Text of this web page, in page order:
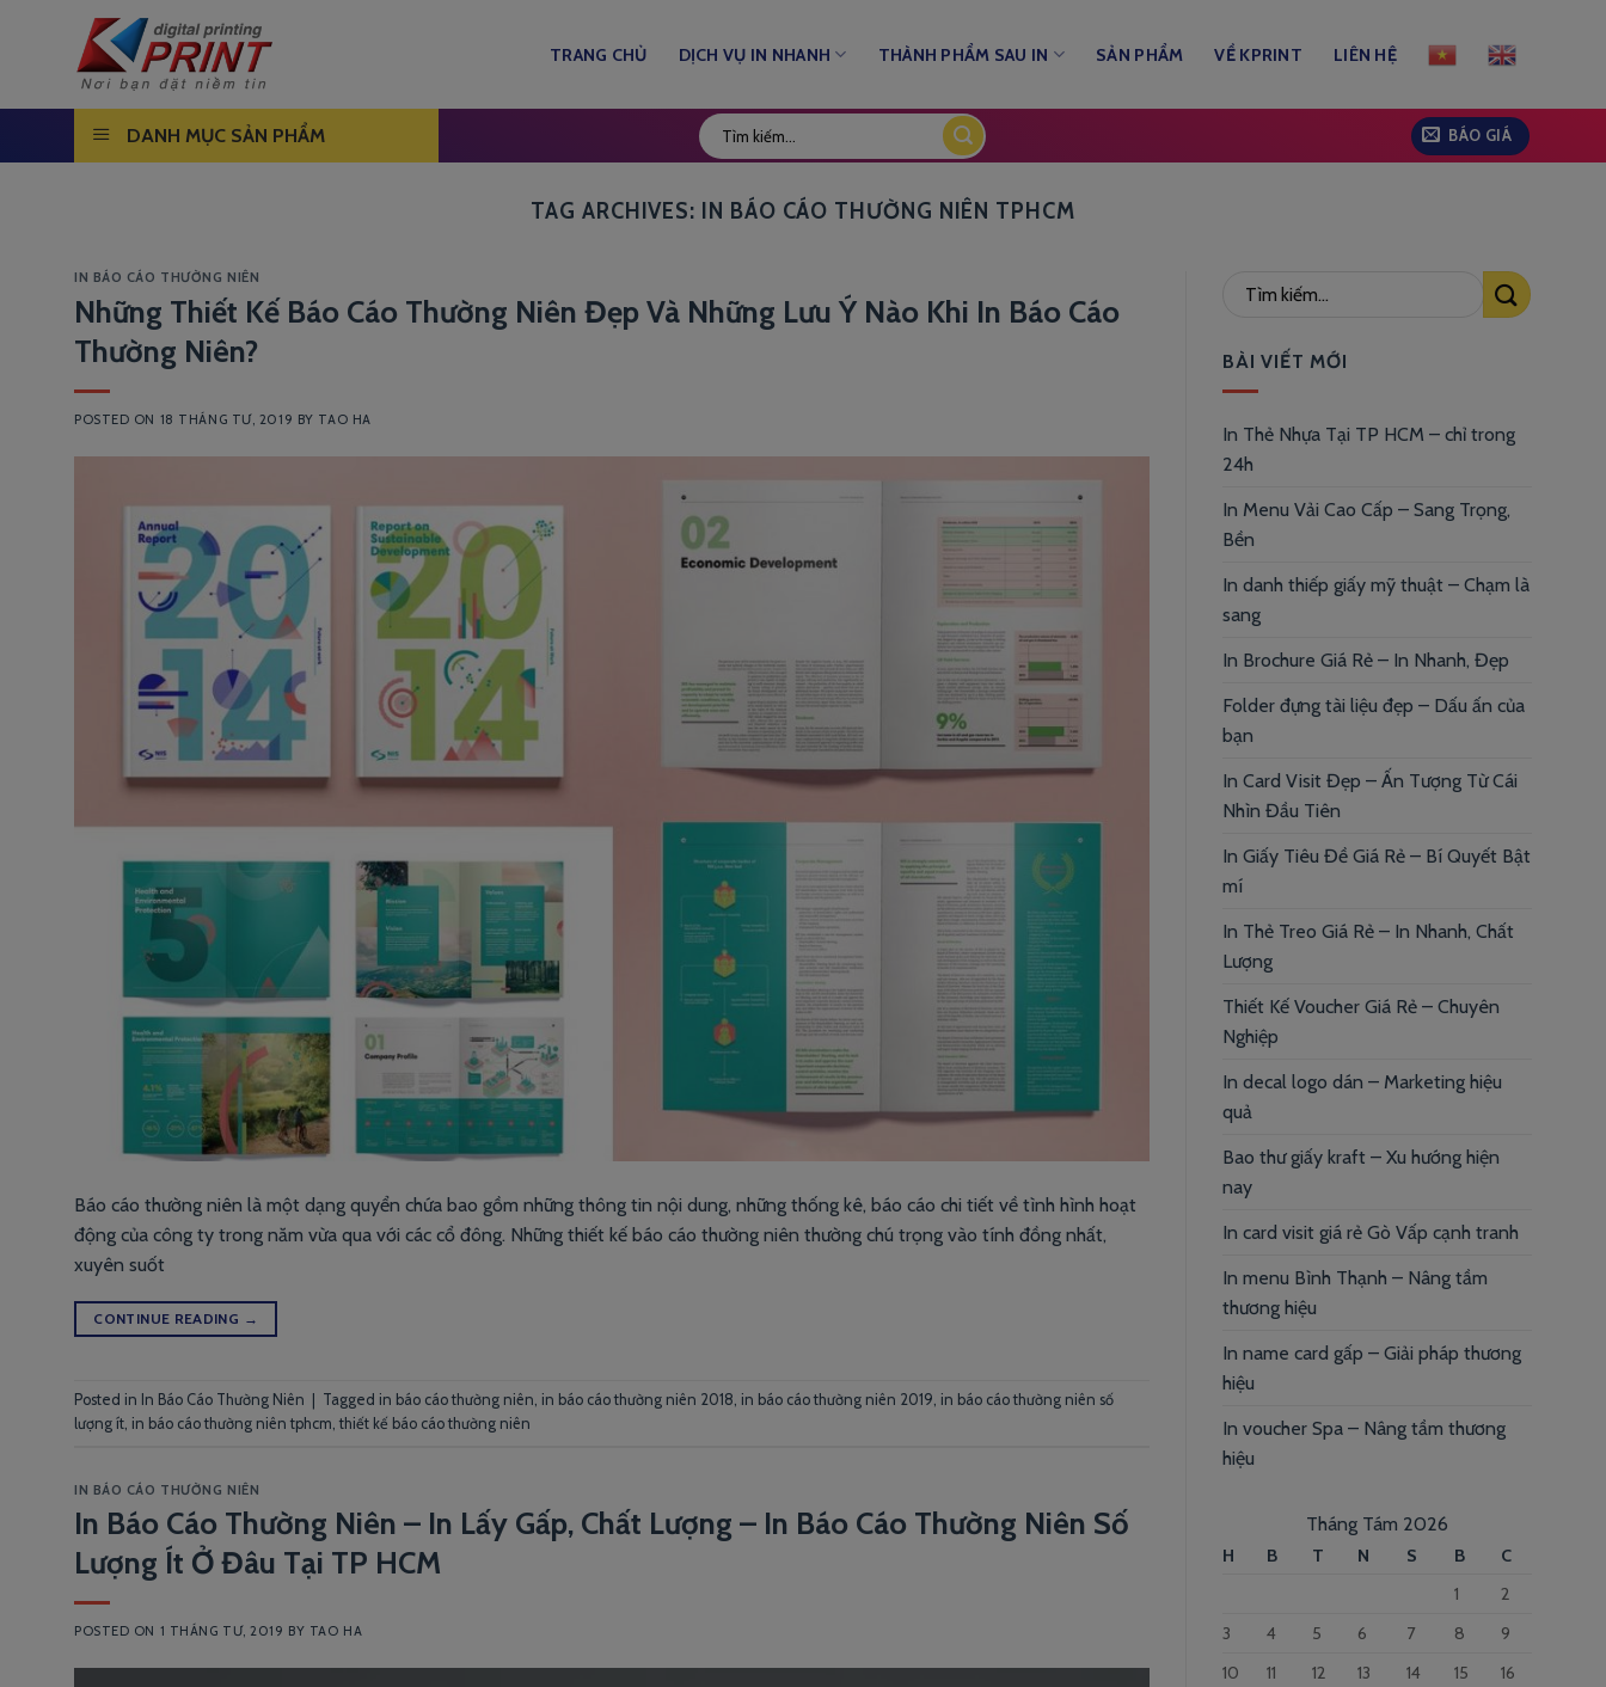
TRANG CHỦ DỊCH VỤ IN NHANH THÀNH PHẨM SAU IN SẢN PHẨM VỀ KPRINT LIÊN HỆ
DANH MỤC SẢN PHẨM BÁO GIÁ
TAG ARCHIVES: IN BÁO CÁO THƯỜNG NIÊN TPHCM
IN BÁO CÁO THƯỜNG NIÊN
Những Thiết Kế Báo Cáo Thường Niên Đẹp Và Những Lưu Ý Nào Khi In Báo Cáo
Thường Niên?
POSTED ON 18 THÁNG TƯ, 2019 BY TAO HA
Báo cáo thường niên là một dạng quyển chứa bao gồm những thông tin nội dung, những thống kê, báo cáo chi tiết về tình hình hoạt
động của công ty trong năm vừa qua với các cổ đông. Những thiết kế báo cáo thường niên thường chú trọng vào tính đồng nhất,
xuyên suốt
CONTINUE READING →
Posted in In Báo Cáo Thường Niên Tagged in báo cáo thường niên in báo cáo thường niên 2018 in báo cáo thường niên 2019 in báo cáo thường niên số
lượng ít in báo cáo thường niên tphcm thiết kế báo cáo thường niên
IN BÁO CÁO THƯỜNG NIÊN
In Báo Cáo Thường Niên – In Lấy Gấp, Chất Lượng – In Báo Cáo Thường Niên Số
Lượng Ít Ở Đâu Tại TP HCM
POSTED ON 1 THÁNG TƯ, 2019 BY TAO HA
BÀI VIẾT MỚI
In Thẻ Nhựa Tại TP HCM – chỉ trong
24h
In Menu Vải Cao Cấp – Sang Trọng,
Bền
In danh thiếp giấy mỹ thuật – Chạm là
sang
In Brochure Giá Rẻ – In Nhanh, Đẹp
Folder đựng tài liệu đẹp – Dấu ấn của
bạn
In Card Visit Đẹp – Ấn Tượng Từ Cái
Nhìn Đầu Tiên
In Giấy Tiêu Đề Giá Rẻ – Bí Quyết Bật
mí
In Thẻ Treo Giá Rẻ – In Nhanh, Chất
Lượng
Thiết Kế Voucher Giá Rẻ – Chuyên
Nghiệp
In decal logo dán – Marketing hiệu
quả
Bao thư giấy kraft – Xu hướng hiện
nay
In card visit giá rẻ Gò Vấp cạnh tranh
In menu Bình Thạnh – Nâng tầm
thương hiệu
In name card gấp – Giải pháp thương
hiệu
In voucher Spa – Nâng tầm thương
hiệu
Tháng Tám 2026
H B T N S B
C
1
2
3
4 5 6 7 8
9
10
11 12 13 14 15
16